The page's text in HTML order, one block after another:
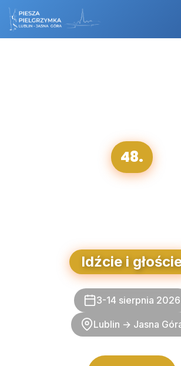
48.
Idźcie i
3-14 sierpnia 2026
Lublin → Jasna